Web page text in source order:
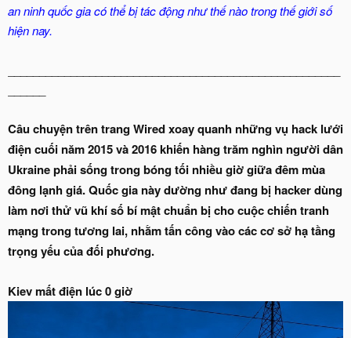
an ninh quốc gia có thể bị tác động như thế nào trong thế giới số
hiện nay.
Câu chuyện trên trang Wired xoay quanh những vụ hack lưới
điện cuối năm 2015 và 2016 khiến hàng trăm nghìn người dân
Ukraine phải sống trong bóng tối nhiều giờ giữa đêm mùa
đông lạnh giá. Quốc gia này dường như đang bị hacker dùng
làm nơi thử vũ khí số bí mật chuẩn bị cho cuộc chiến tranh
mạng trong tương lai, nhằm tấn công vào các cơ sở hạ tầng
trọng yếu của đối phương.
Kiev mất điện lúc 0 giờ